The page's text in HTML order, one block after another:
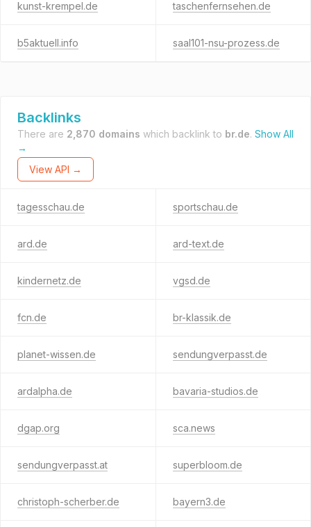
kunst-krempel.de taschenfernsehen.de
b5aktuell.info saal101-nsu-prozess.de
Backlinks
There are 2,870 domains which backlink to br.de. Show All
→
View API →
tagesschau.de sportschau.de
ard.de ard-text.de
kindernetz.de vgsd.de
fcn.de br-klassik.de
planet-wissen.de sendungverpasst.de
ardalpha.de bavaria-studios.de
dgap.org sca.news
sendungverpasst.at superbloom.de
christoph-scherber.de bayern3.de